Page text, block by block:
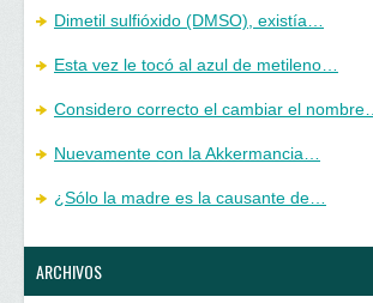
Dimetil sulfióxido (DMSO), existía…
Esta vez le tocó al azul de metileno…
Considero correcto el cambiar el nombre…
Nuevamente con la Akkermancia…
¿Sólo la madre es la causante de…
ARCHIVOS